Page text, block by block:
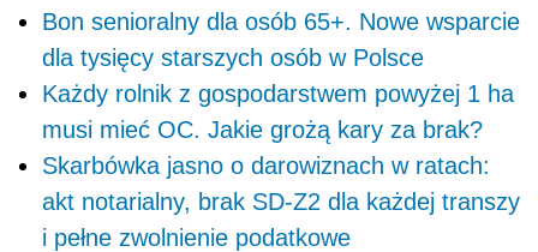
Bon senioralny dla osób 65+. Nowe wsparcie
dla tysięcy starszych osób w Polsce
Każdy rolnik z gospodarstwem powyżej 1 ha
musi mieć OC. Jakie grożą kary za brak?
Skarbówka jasno o darowiznach w ratach:
akt notarialny, brak SD-Z2 dla każdej transzy
i pełne zwolnienie podatkowe